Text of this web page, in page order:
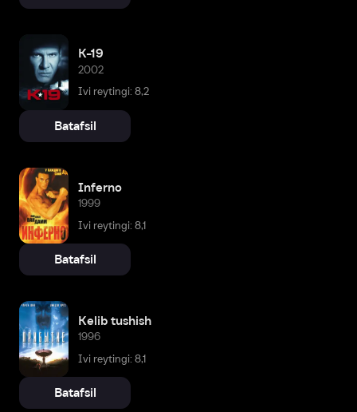
K-19
2002
Ivi reytingi: 8,2
Batafsil
Inferno
1999
Ivi reytingi: 8,1
Batafsil
Kelib tushish
1996
Ivi reytingi: 8,1
Batafsil